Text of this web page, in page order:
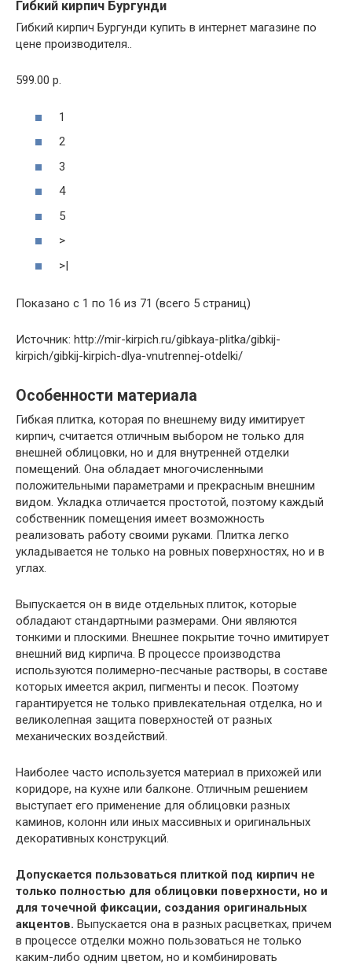
Гибкий кирпич Бургунди
Гибкий кирпич Бургунди купить в интернет магазине по
цене производителя..
599.00 р.
1
2
3
4
5
>
>|
Показано с 1 по 16 из 71 (всего 5 страниц)
Источник: http://mir-kirpich.ru/gibkaya-plitka/gibkij-
kirpich/gibkij-kirpich-dlya-vnutrennej-otdelki/
Особенности материала
Гибкая плитка, которая по внешнему виду имитирует
кирпич, считается отличным выбором не только для
внешней облицовки, но и для внутренней отделки
помещений. Она обладает многочисленными
положительными параметрами и прекрасным внешним
видом. Укладка отличается простотой, поэтому каждый
собственник помещения имеет возможность
реализовать работу своими руками. Плитка легко
укладывается не только на ровных поверхностях, но и в
углах.
Выпускается он в виде отдельных плиток, которые
обладают стандартными размерами. Они являются
тонкими и плоскими. Внешнее покрытие точно имитирует
внешний вид кирпича. В процессе производства
используются полимерно-песчаные растворы, в составе
которых имеется акрил, пигменты и песок. Поэтому
гарантируется не только привлекательная отделка, но и
великолепная защита поверхностей от разных
механических воздействий.
Наиболее часто используется материал в прихожей или
коридоре, на кухне или балконе. Отличным решением
выступает его применение для облицовки разных
каминов, колонн или иных массивных и оригинальных
декоративных конструкций.
Допускается пользоваться плиткой под кирпич не
только полностью для облицовки поверхности, но и
для точечной фиксации, создания оригинальных
акцентов. Выпускается она в разных расцветках, причем
в процессе отделки можно пользоваться не только
каким-либо одним цветом, но и комбинировать